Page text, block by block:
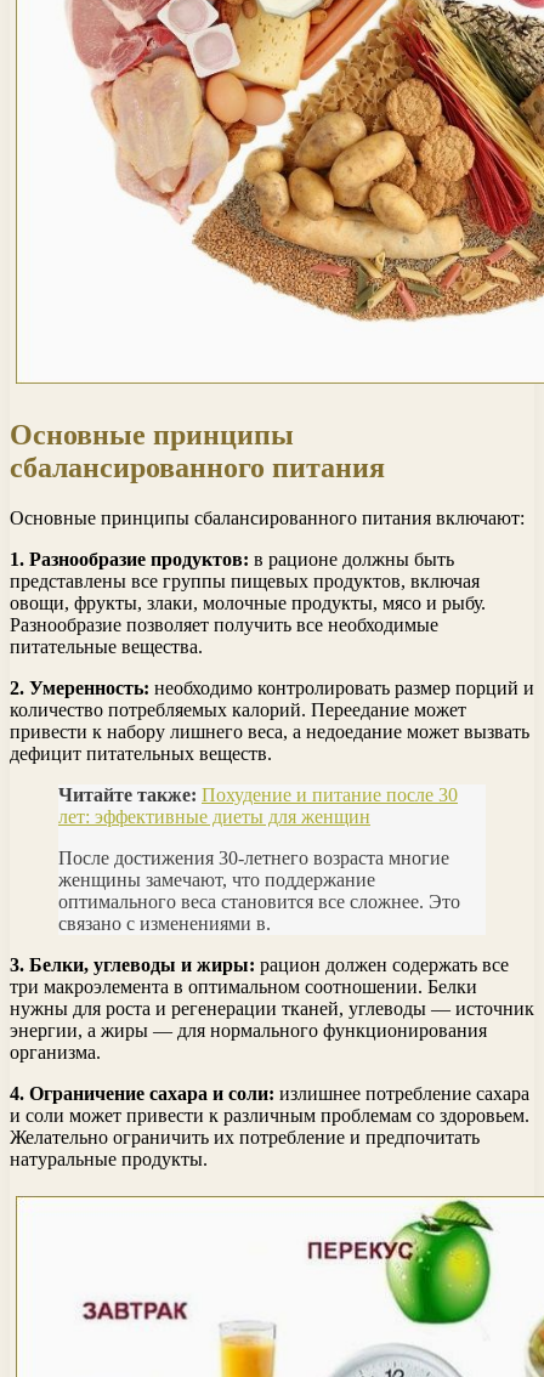
Основные принципы
сбалансированного питания
Основные принципы сбалансированного питания включают:
1. Разнообразие продуктов: в рационе должны быть
представлены все группы пищевых продуктов, включая
овощи, фрукты, злаки, молочные продукты, мясо и рыбу.
Разнообразие позволяет получить все необходимые
питательные вещества.
2. Умеренность: необходимо контролировать размер порций и
количество потребляемых калорий. Переедание может
привести к набору лишнего веса, а недоедание может вызвать
дефицит питательных веществ.
Читайте также: Похудение и питание после 30
лет: эффективные диеты для женщин
После достижения 30-летнего возраста многие
женщины замечают, что поддержание
оптимального веса становится все сложнее. Это
связано с изменениями в.
3. Белки, углеводы и жиры: рацион должен содержать все
три макроэлемента в оптимальном соотношении. Белки
нужны для роста и регенерации тканей, углеводы — источник
энергии, а жиры — для нормального функционирования
организма.
4. Ограничение сахара и соли: излишнее потребление сахара
и соли может привести к различным проблемам со здоровьем.
Желательно ограничить их потребление и предпочитать
натуральные продукты.